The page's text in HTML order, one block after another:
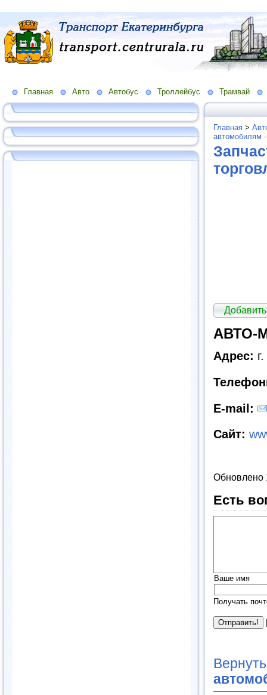
Главная Авто Автобус Троллейбус Трамвай
Главная >
автомобилям -
АВТО-
Адрес:
E-mail :
Сайт:
Обновлено
Есть
Ваше имя
Получать